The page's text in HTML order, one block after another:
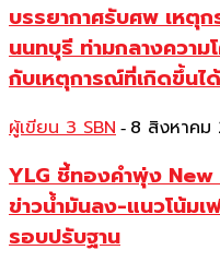
บรรยากาศรับศพ เหตุก
นนทบุรี ท่ามกลางความ
กับเหตุการณ์ที่เกิดขึ้นได้
ผู้เขียน 3 SBN - 8 สิงหาคม
YLG ชี้ทองคำพุ่ง
ข่าวน้ำมันลง-แนวโน้ม
รอบปรับฐาน